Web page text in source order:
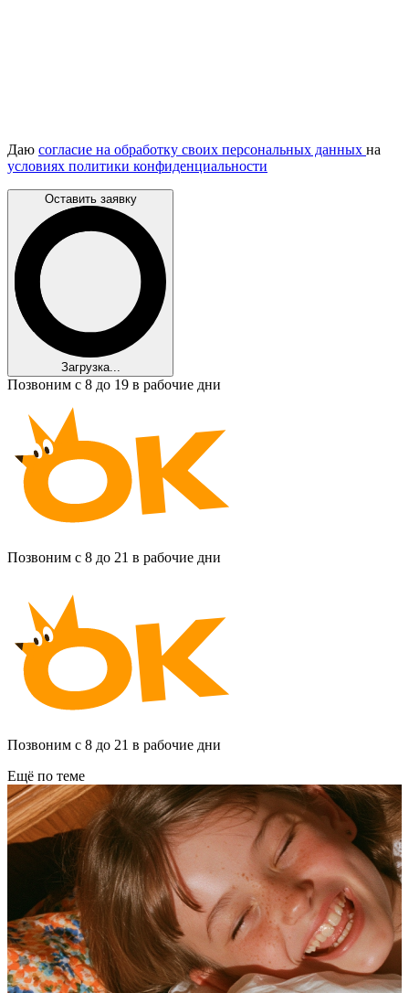
Даю согласие на обработку своих персональных данных на
условиях политики конфиденциальности
Оставить заявку
Загрузка...
Позвоним с 8 до 19 в рабочие дни
Позвоним с 8 до 21 в рабочие дни
Позвоним с 8 до 21 в рабочие дни
Ещё по теме